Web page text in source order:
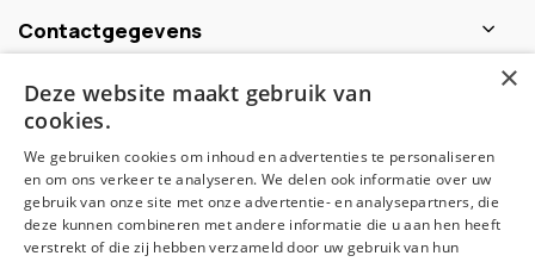
Contactgegevens
Schijf je nu in voor de nieuwsbrief
Abonneer
×
Deze website maakt gebruik van
cookies.
We gebruiken cookies om inhoud en advertenties te personaliseren
en om ons verkeer te analyseren. We delen ook informatie over uw
gebruik van onze site met onze advertentie- en analysepartners, die
deze kunnen combineren met andere informatie die u aan hen heeft
verstrekt of die zij hebben verzameld door uw gebruik van hun